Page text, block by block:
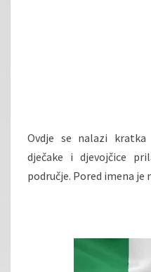
Ovdje se nalazi
dječake i djevojčice
područje. Pored imena je